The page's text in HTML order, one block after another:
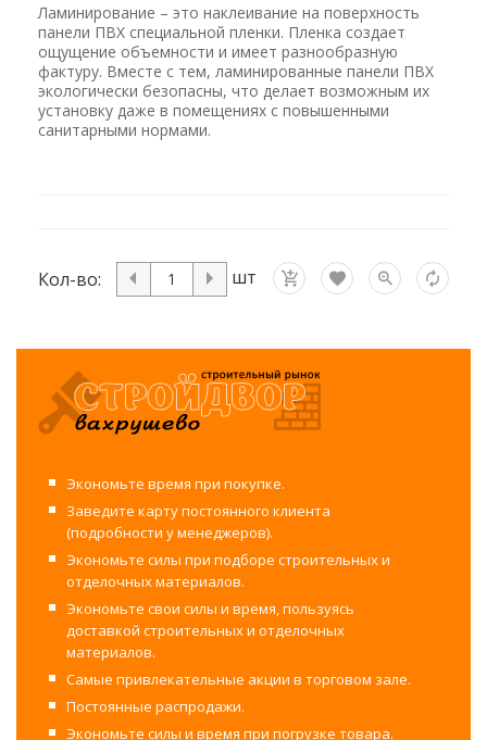
Ламинирование – это наклеивание на поверхность
панели ПВХ специальной пленки. Пленка создает
ощущение объемности и имеет разнообразную
фактуру. Вместе с тем, ламинированные панели ПВХ
экологически безопасны, что делает возможным их
установку даже в помещениях с повышенными
санитарными нормами.
Кол-во: шт
Экономьте время при покупке.
Заведите карту постоянного клиента
(подробности у менеджеров).
Экономьте силы при подборе строительных и
отделочных материалов.
Экономьте свои силы и время, пользуясь
доставкой строительных и отделочных
материалов.
Самые привлекательные акции в торговом зале.
Постоянные распродажи.
Экономьте силы и время при погрузке товара.